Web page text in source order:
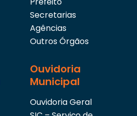
Secretarias
Agências
Outros Órgãos
Ouvidoria
Municipal
Ouvidoria Geral